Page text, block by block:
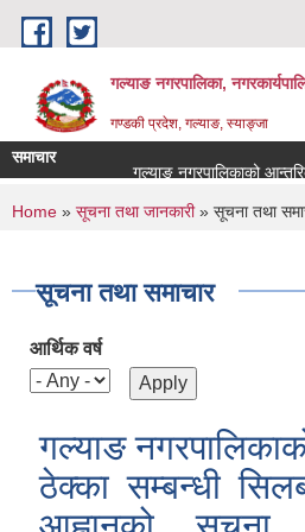
Skip to main content
गल्याङ नगरपालिका,
गण्डकी प्रदेश, गल्याङ, स्याङ्जा
समाचार
गल्याङ नगरपालिकाको आन्तरिक
You are here
Home » सूचना तथा जानकारी» सूचना तथा
सूचना तथा समाचार
आर्थिक वर्ष
गल्याङ
ठेक्का सम्बन्धी